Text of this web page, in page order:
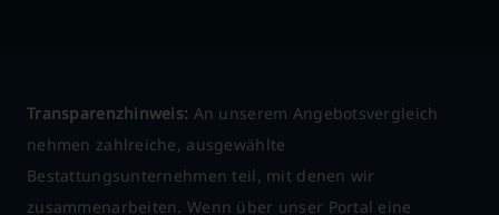
Transparenzhinweis: An unserem Angebotsvergleich
nehmen zahlreiche, ausgewählte
Bestattungsunternehmen teil, mit denen wir
zusammenarbeiten. Wenn über unser Portal eine